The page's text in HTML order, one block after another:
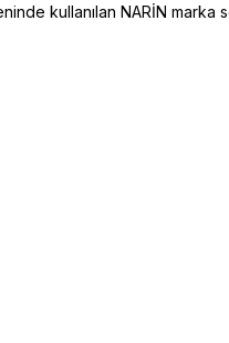
kullanılan NARİN marka